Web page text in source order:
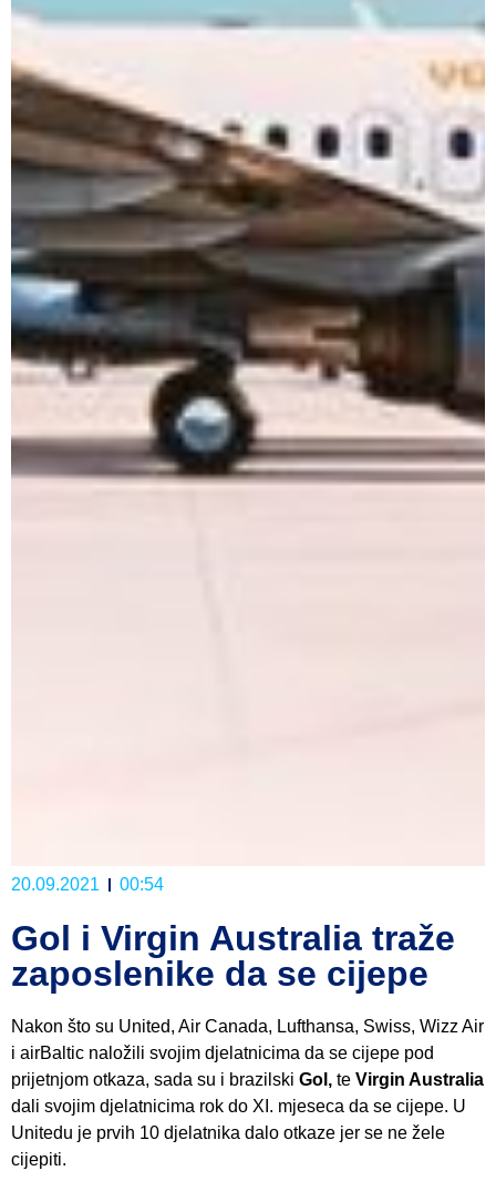
20.09.2021 00:54
Gol i Virgin Australia traže
zaposlenike da se cijepe
Nakon što su United, Air Canada, Lufthansa, Swiss, Wizz Air
i airBaltic naložili svojim djelatnicima da se cijepe pod
prijetnjom otkaza, sada su i brazilski Gol, te Virgin Australia
dali svojim djelatnicima rok do XI. mjeseca da se cijepe. U
Unitedu je prvih 10 djelatnika dalo otkaze jer se ne žele
cijepiti.